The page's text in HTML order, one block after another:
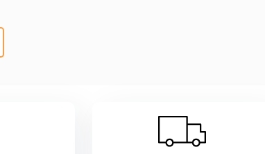
удовлетворяя их
на ремонт уже